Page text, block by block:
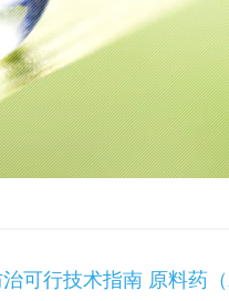
可行技术指南 原料药